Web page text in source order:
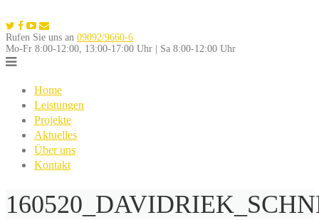
to
content
Rufen Sie uns an 09092/9660-6
Mo-Fr 8:00-12:00, 13:00-17:00 Uhr | Sa 8:00-12:00 Uhr
Home
Leistungen
Projekte
Aktuelles
Über uns
Kontakt